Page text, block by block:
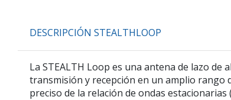
DESCRIPCIÓN STEALTHLOOP
La STEALTH Loop es una antena de lazo de
transmisión y recepción en un amplio rango
preciso de la relación de ondas estacionarias